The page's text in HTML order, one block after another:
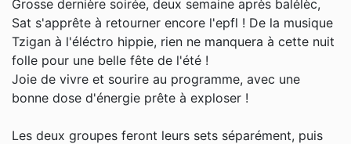
Grosse dernière soirée, deux semaine après balélèc,
Sat s'apprête à retourner encore l'epfl ! De la musique
Tzigan à l'éléctro hippie, rien ne manquera à cette nuit
folle pour une belle fête de l'été !
Joie de vivre et sourire au programme, avec une
bonne dose d'énergie prête à exploser !
Les deux groupes feront leurs sets séparément, puis